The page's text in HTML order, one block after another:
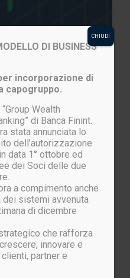
account
DI BUSINESS
incorporazione di
capogruppo.
Wealth
di Banca Finint.
stata annunciata lo
dell’autorizzazione
data 1° ottobre ed
dei Soci delle due
a compimento anche
sistemi avvenuta
di dicembre
che rafforza
innovare e
partner e
CHIUDI